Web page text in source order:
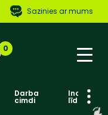
Sazinies ar mums
0
Darba
cimdi līdzekļi